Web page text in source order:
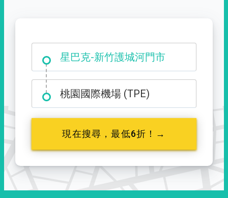
星巴克-新竹護城河門市
大霸尖山登山口
桃園國際機場 (TPE)
現在搜尋，最低6折！→